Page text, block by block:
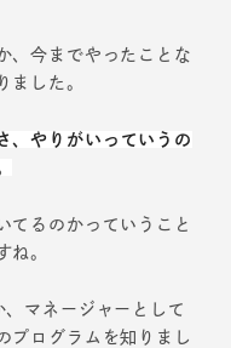
、今までやったことな
ました。
、やりがいっていうの
てるのかっていうこと
ね。
マネージャーとして
プログラムを知りまし